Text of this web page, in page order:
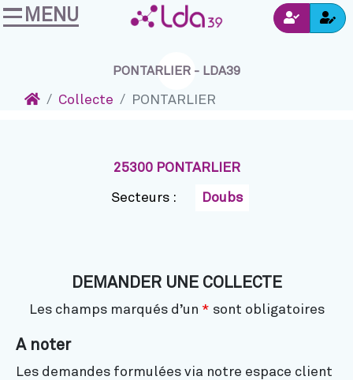
Accéder au contenu
Connexion
MENU
PONTARLIER - LDA39
AccueilCollecte PONTARLIER
25300 PONTARLIER
Secteurs : Doubs
DEMANDER UNE COLLECTE
Les champs marqués d’un * sont obligatoires
A noter
Les demandes formulées via notre espace client